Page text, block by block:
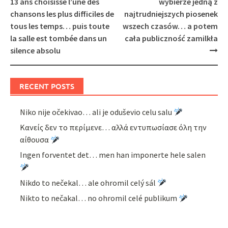
chansons les plus difficiles de
tous les temps… puis toute
la salle est tombée dans un
silence absolu
najtrudniejszych piosenek
wszech czasów… a potem
cała publiczność zamilkła
RECENT POSTS
Niko nije očekivao… ali je oduševio celu salu
Κανείς δεν το περίμενε… αλλά εντυπωσίασε όλη την
αίθουσα
Ingen forventet det… men han imponerte hele salen
Nikdo to nečekal… ale ohromil celý sál
Nikto to nečakal… no ohromil celé publikum